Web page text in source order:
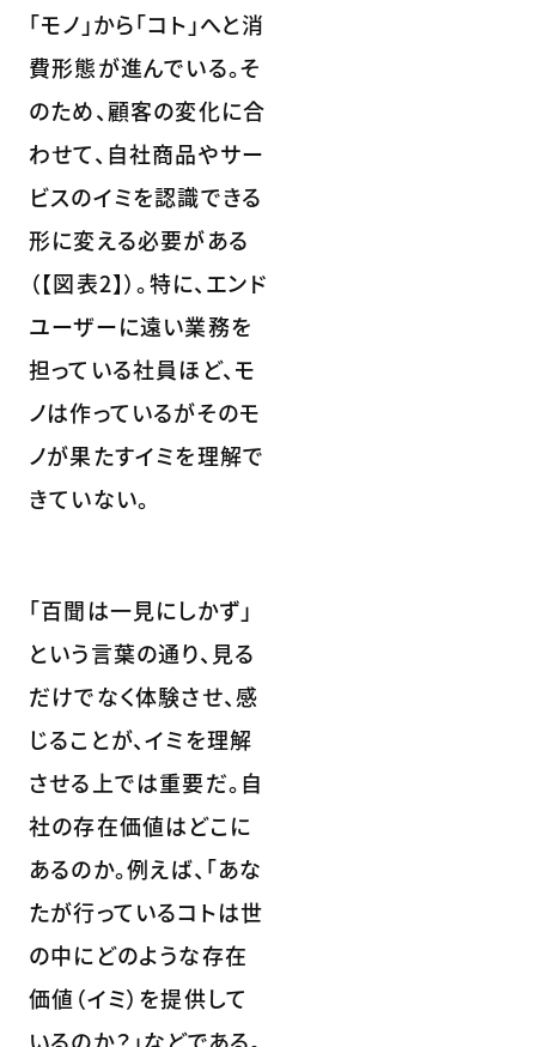
「モノ」から「コト」へと消
費形態が進んでいる。そ
のため、顧客の変化に合
わせて、自社商品やサー
ビスのイミを認識できる
形に変える必要がある
（【図表2】）。特に、エンド
ユーザーに遠い業務を
担っている社員ほど、モ
ノは作っているがそのモ
ノが果たすイミを理解で
きていない。
「百聞は一見にしかず」
という言葉の通り、見る
だけでなく体験させ、感
じることが、イミを理解
させる上では重要だ。自
社の存在価値はどこに
あるのか。例えば、「あな
たが行っているコトは世
の中にどのような存在
価値（イミ）を提供して